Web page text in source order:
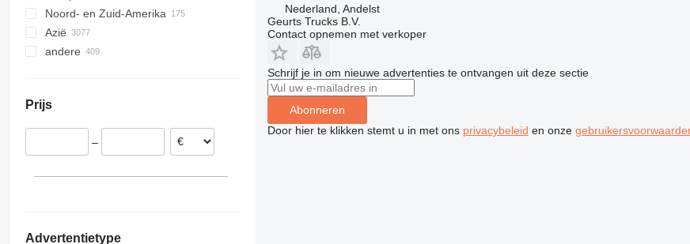
Duitsland
Polen
Italië
Frankrijk
Hongarije
Noord- en Zuid-Amerika
VS
Mexico
Azië
China
Japan
Georgië
andere
Moldavië
Marokko
Prijs
–
Advertentietype
Nederland, Andelst
Geurts Trucks B.V.
Contact opnemen met verkoper
Schrijf je in om nieuwe advertenties te ontvangen uit deze sectie
Abonneren
Door hier te klikken stemt u in met ons privacybeleid en onze